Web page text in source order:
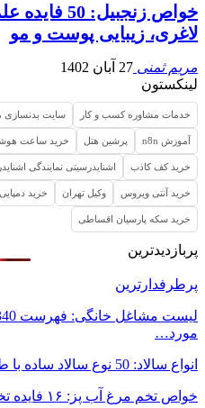
خواص
لاغری، زیبایی پوست و مو
مریم ثمنی 27 آبان 1402
لینکستون
خدمات مشاوره کسب و کار سایت بدنسازی
آموزش n8n پرشین هتل خرید ساعت
خرید کف کاذب اشنایدرسیتی نمایندگی
خرید آنتی ویروس وکیل تهران خرید
خرید سکه پارسیان اقساطی
پربازدیدترین
پرطرفدارترین
مورد…
انواع سالاد: 50 نوع سالاد ساده با طرز تهیه برای هر فصل و هر…
خواص تخم مرغ آب پز: ۱۶ فایده تخم مرغ آب پز برای سلامتی